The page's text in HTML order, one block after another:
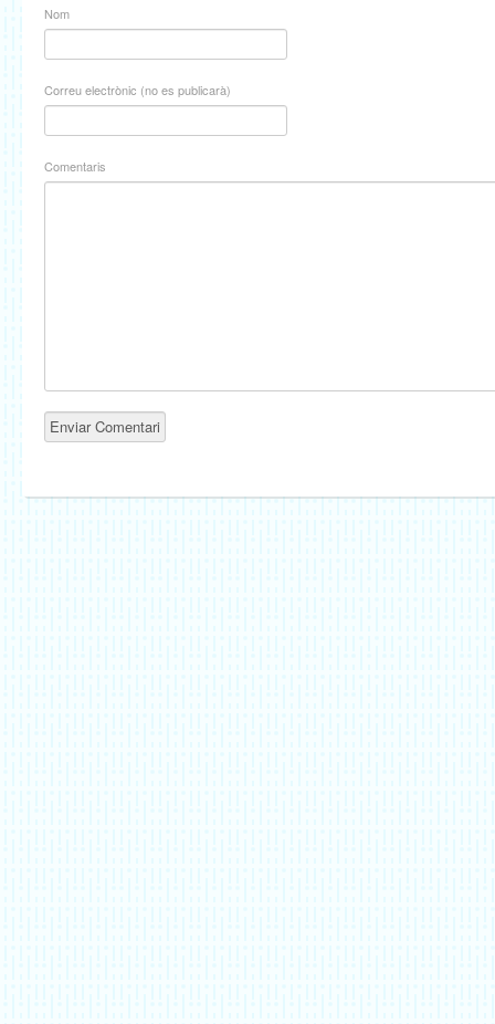
Nom
Correu electrònic (no es publicarà)
Comentaris